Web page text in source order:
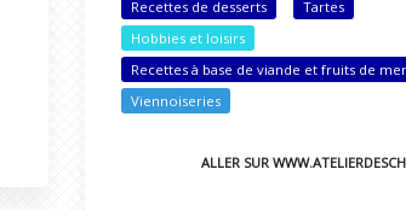
Recettes de desserts
Tartes
Hobbies et loisirs
Recettes à base de viande et fruits de mer
Viennoiseries
ALLER SUR